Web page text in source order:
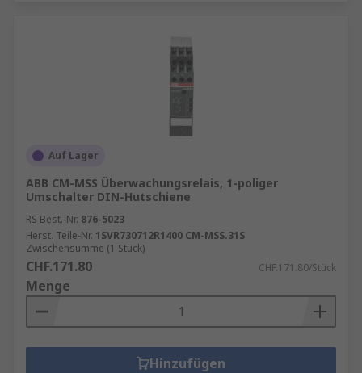
Auf Lager
ABB CM-MSS Überwachungsrelais, 1-poliger
Umschalter DIN-Hutschiene
RS Best.-Nr. 876-5023
Herst. Teile-Nr. 1SVR730712R1400 CM-MSS.31S
Zwischensumme (1 Stück)
CHF.171.80 CHF.171.80/Stück
Menge
Hinzufügen